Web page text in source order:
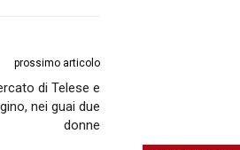
prossimo articolo
di Telese e
nei guai due
donne